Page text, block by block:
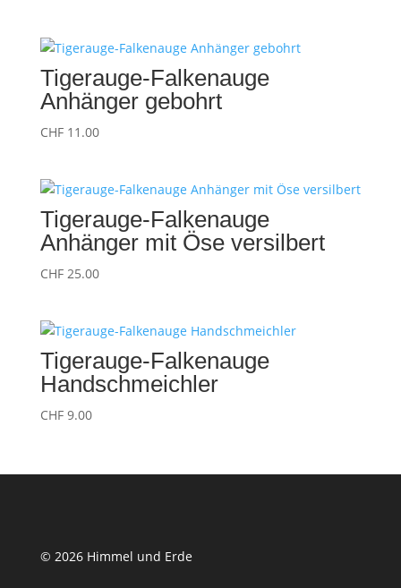
Tigerauge-Falkenauge
Anhänger gebohrt
CHF11.00
Tigerauge-Falkenauge
Anhänger mit Öse versilbert
CHF25.00
Tigerauge-Falkenauge
Handschmeichler
CHF9.00
© 2026 Himmel und Erde